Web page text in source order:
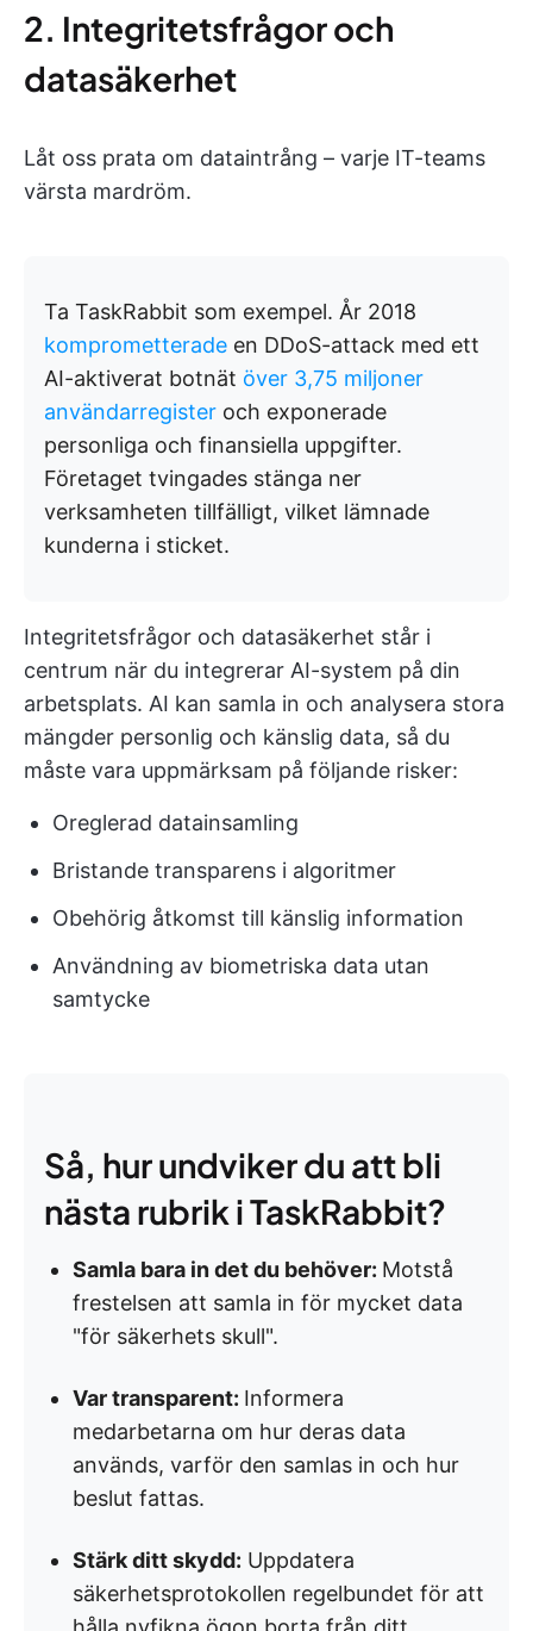
2. Integritetsfrågor och
datasäkerhet
Låt oss prata om dataintrång – varje IT-teams
värsta mardröm.
Ta TaskRabbit som exempel. År 2018
komprometterade en DDoS-attack med ett
AI-aktiverat botnät över 3,75 miljoner
användarregister och exponerade
personliga och finansiella uppgifter.
Företaget tvingades stänga ner
verksamheten tillfälligt, vilket lämnade
kunderna i sticket.
Integritetsfrågor och datasäkerhet står i
centrum när du integrerar AI-system på din
arbetsplats. AI kan samla in och analysera stora
mängder personlig och känslig data, så du
måste vara uppmärksam på följande risker:
Oreglerad datainsamling
Bristande transparens i algoritmer
Obehörig åtkomst till känslig information
Användning av biometriska data utan
samtycke
Så, hur undviker du att bli
nästa rubrik i TaskRabbit?
Samla bara in det du behöver: Motstå
frestelsen att samla in för mycket data
"för säkerhets skull".
Var transparent: Informera
medarbetarna om hur deras data
används, varför den samlas in och hur
beslut fattas.
Stärk ditt skydd: Uppdatera
säkerhetsprotokollen regelbundet för att